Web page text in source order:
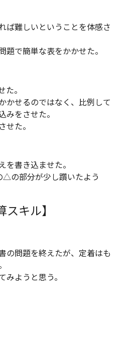
ば難しいということを体感さ
題で簡単な表をかかせた。
た。
かせるのではなく、比例して
みをさせた。
せた。
を書き込ませた。
の部分が少し躓いたよう
スキル】
の問題を終えたが、定着はも
みようと思う。